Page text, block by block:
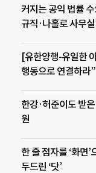
커지는 공익 법률
규직·나홀로 사무
[유한양행-유일한
행동으로 연결하라”
한강·허준이도 받
원
한 줄 점자를 ‘화면
두드린 ‘닷’